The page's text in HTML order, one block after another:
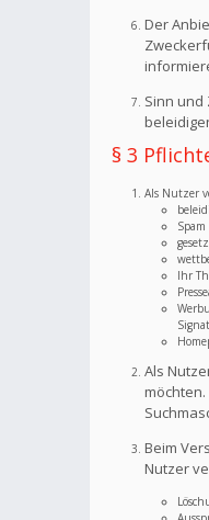
Der
Sinn
§ 3
Als Nutzer
Ihr
Als
Beim
Nutzer